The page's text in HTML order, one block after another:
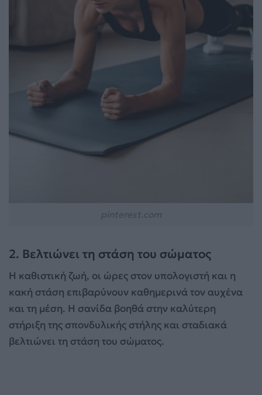
2. Βελτιώνει τη στάση του σώματος
Η καθιστική ζωή, οι ώρες στον υπολογιστή και η
κακή στάση επιβαρύνουν καθημερινά τον αυχένα
και τη μέση. Η σανίδα βοηθά στην καλύτερη
στήριξη της σπονδυλικής στήλης και σταδιακά
βελτιώνει τη στάση του σώματος.